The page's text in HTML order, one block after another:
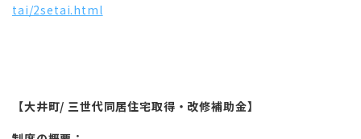
tai/2setai.html
【大井町/ 三世代同居住宅取得・改修補助金】